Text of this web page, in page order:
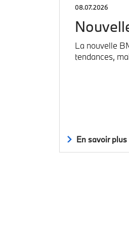
08.07.2026
La nouvelle
tendances,
En savoir plus